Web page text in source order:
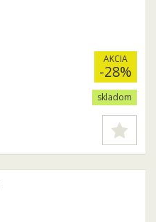
AKCIA
-28%
skladom